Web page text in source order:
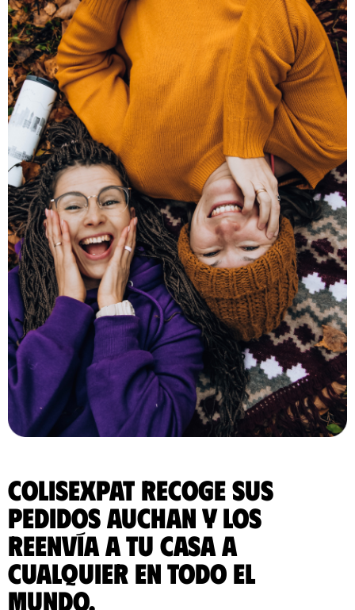
ColisExpat recoge sus
pedidos Auchan y los
reenvía a tu casa a
cualquier en todo el
Mundo.